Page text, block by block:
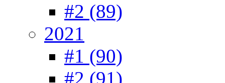
#2 (89)
2021
#1 (90)
#2 (91)